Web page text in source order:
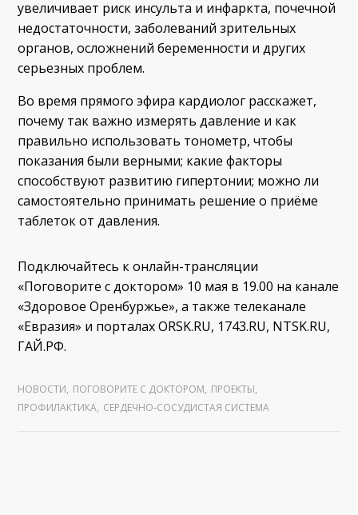
увеличивает риск инсульта и инфаркта, почечной
недостаточности, заболеваний зрительных
органов, осложнений беременности и других
серьезных проблем.
Во время прямого эфира кардиолог расскажет,
почему так важно измерять давление и как
правильно использовать тонометр, чтобы
показания были верными; какие факторы
способствуют развитию гипертонии; можно ли
самостоятельно принимать решение о приёме
таблеток от давления.
Подключайтесь к онлайн-трансляции
«Поговорите с доктором» 10 мая в 19.00 на канале
«Здоровое Оренбуржье», а также телеканале
«Евразия» и порталах ORSK.RU, 1743.RU, NTSK.RU,
ГАЙ.РФ.
НОВОСТИ, ПОГОВОРИТЕ С ДОКТОРОМ, ПРОЕКТЫ,
ПРОФИЛАКТИКА, СЕРДЕЧНО-СОСУДИСТАЯ СИСТЕМА